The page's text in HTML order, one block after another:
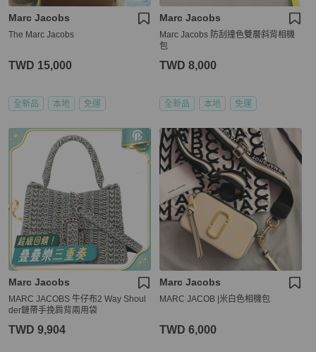
Marc Jacobs
The Marc Jacobs
TWD 15,000
全新品 本地 免運
Marc Jacobs
Marc Jacobs 防刮撞色雙層斜背相機
包
TWD 8,000
全新品 本地 免運
Marc Jacobs
MARC JACOBS 牛仔布2 Way Shoul
der鏈帶手挽肩背兩用袋
TWD 9,904
Marc Jacobs
MARC JACOB |米白色相機包
TWD 6,000